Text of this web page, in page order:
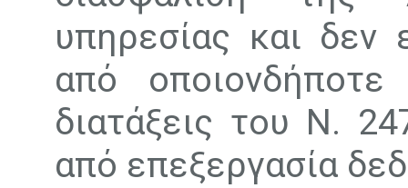
υπηρεσίας και δεν
από
διατάξεις του Ν.
από επεξεργασία